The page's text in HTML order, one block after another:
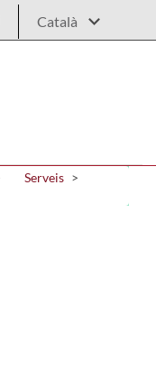
Serveis